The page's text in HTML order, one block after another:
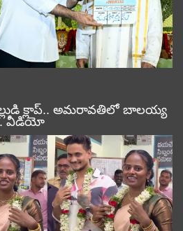
క్లాప్.. అమరావతిలో బాలయ్య
వీడియో